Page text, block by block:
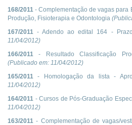
168/2011 - Complementação de vagas para
Produção, Fisioterapia e Odontologia
167/2011 - Adendo ao edital 164 -
11/04/2012)
166/2011 - Resultado Classificação
(Publicado em: 11/04/2012)
165/2011 - Homologação da lista -
11/04/2012)
164/2011 - Cursos de Pós-Graduação
11/04/2012)
163/2011 - Complementação de vagas/